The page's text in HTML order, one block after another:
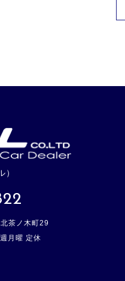
茶ノ木町29
月曜 定休